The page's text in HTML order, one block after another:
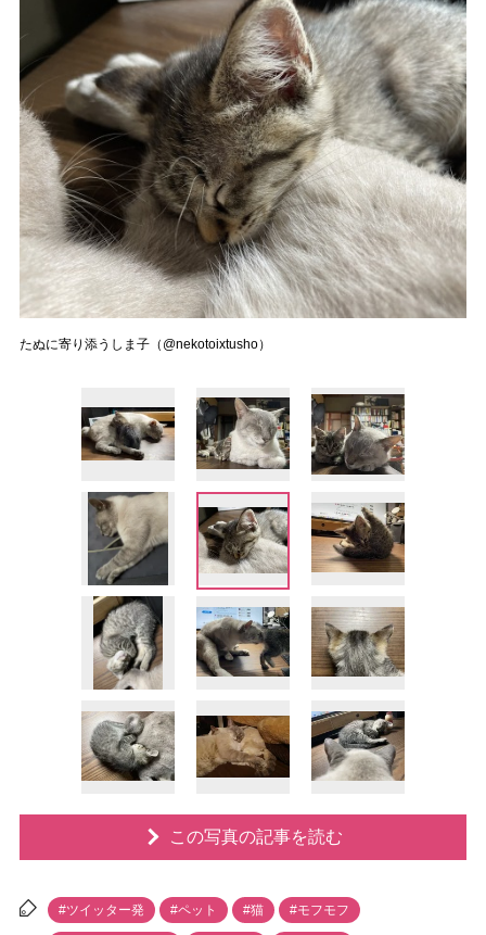
たぬに寄り添うしま子（@nekotoixtusho）
この写真の記事を読む
#ツイッター発 #ペット #猫 #モフモフ